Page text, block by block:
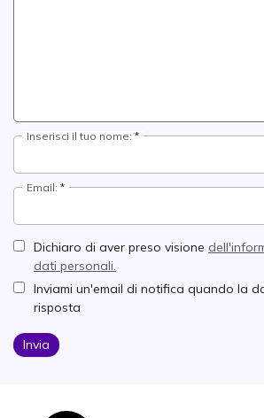
Inserisci il tuo nome:
Email:
Dichiaro di aver preso visione
dati personali.
Inviami un'email di notifica quando la
risposta
Invia